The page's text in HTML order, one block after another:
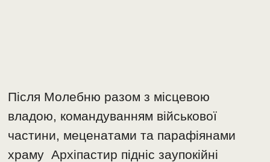
Після Молебню разом з місцевою
владою, командуванням військової
частини, меценатами та парафіянами
храму Архіпастир підніс заупокійні